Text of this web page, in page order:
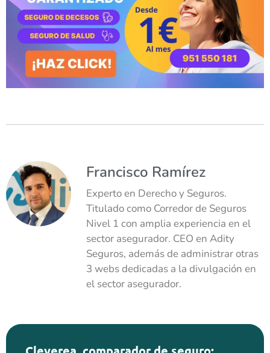
Francisco Ramírez
Experto en Derecho y Seguros.
Titulado como Corredor de Seguros
Nivel 1 con amplia experiencia en el
sector asegurador. CEO en Adity
Seguros, además de administrar otras
3 webs dedicadas a la divulgación en
el sector asegurador.